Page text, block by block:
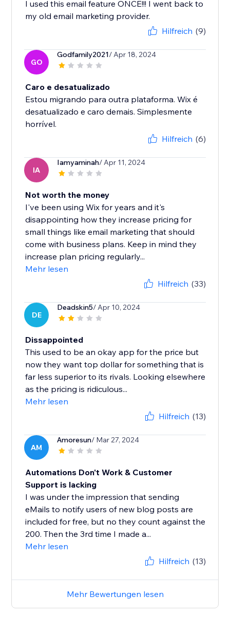
I used this email feature ONCE!!! I went back to
my old email marketing provider.
Hilfreich (9)
GO
Godfamily2021/ Apr 18, 2024
Caro e desatualizado
Estou migrando para outra plataforma. Wix é
desatualizado e caro demais. Simplesmente
horrível.
Hilfreich (6)
IA
Iamyaminah/ Apr 11, 2024
Not worth the money
I've been using Wix for years and it's
disappointing how they increase pricing for
small things like email marketing that should
come with business plans. Keep in mind they
increase plan pricing regularly...
Mehr lesen
Hilfreich (33)
DE
Deadskin5/ Apr 10, 2024
Dissappointed
This used to be an okay app for the price but
now they want top dollar for something that is
far less superior to its rivals. Looking elsewhere
as the pricing is ridiculous...
Mehr lesen
Hilfreich (13)
AM
Amoresun/ Mar 27, 2024
Automations Don't Work & Customer
Support is lacking
I was under the impression that sending
eMails to notify users of new blog posts are
included for free, but no they count against the
200. Then the 3rd time I made a...
Mehr lesen
Hilfreich (13)
Mehr Bewertungen lesen